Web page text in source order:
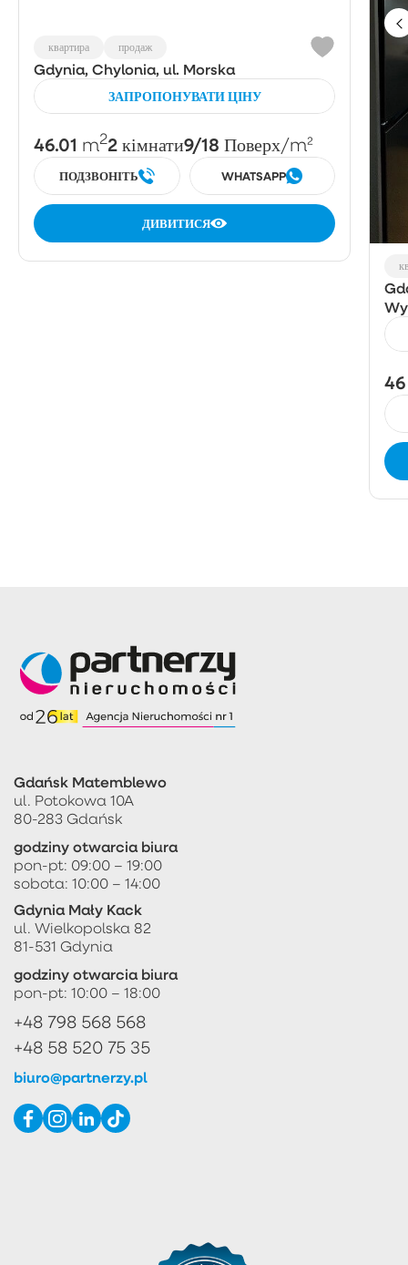
квартира продаж
Gdynia, Chylonia, ul. Morska
ЗАПРОПОНУВАТИ ЦІНУ
46.01 m22 кімнати9/18 Поверх/m²
ПОДЗВОНІТЬ WHATSAPP
ДИВИТИСЯ
46
Gdańsk Matemblewo
ul. Potokowa 10A
80-283 Gdańsk
godziny otwarcia biura
pon-pt: 09:00 – 19:00
sobota: 10:00 – 14:00
Gdynia Mały Kack
ul. Wielkopolska 82
81-531 Gdynia
godziny otwarcia biura
pon-pt: 10:00 – 18:00
+48 798 568 568
+48 58 520 75 35
biuro@partnerzy.pl